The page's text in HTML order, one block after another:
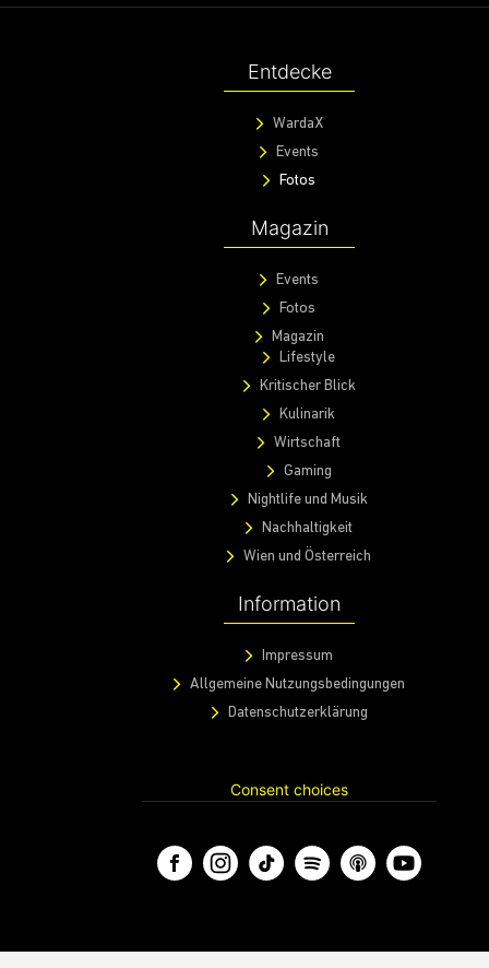
Entdecke
WardaX
Events
Fotos
Magazin
Events
Fotos
Magazin
Lifestyle
Kritischer Blick
Kulinarik
Wirtschaft
Gaming
Nightlife und Musik
Nachhaltigkeit
Wien und Österreich
Information
Impressum
Allgemeine Nutzungsbedingungen
Datenschutzerklärung
Consent choices